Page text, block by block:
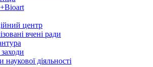
центр
вчені ради
діяльності